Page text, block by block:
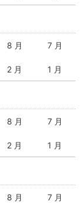
8 月 7 月
2 月 1 月
8 月 7 月
2 月 1 月
8 月 7 月